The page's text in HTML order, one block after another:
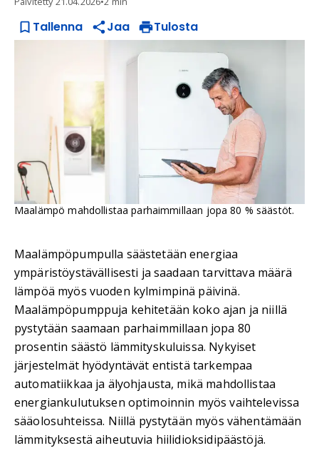
Tallenna Jaa Tulosta
Maalämpö mahdollistaa parhaimmillaan jopa 80 % säästöt.
Maalämpöpumpulla säästetään energiaa
ympäristöystävällisesti ja saadaan tarvittava määrä
lämpöä myös vuoden kylmimpinä päivinä.
Maalämpöpumppuja kehitetään koko ajan ja niillä
pystytään saamaan parhaimmillaan jopa 80
prosentin säästö lämmityskuluissa. Nykyiset
järjestelmät hyödyntävät entistä tarkempaa
automatiikkaa ja älyohjausta, mikä mahdollistaa
energiankulutuksen optimoinnin myös vaihtelevissa
sääolosuhteissa. Niillä pystytään myös vähentämään
lämmityksestä aiheutuvia hiilidioksidipäästöjä.